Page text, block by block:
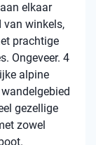
elkaar
van winkels,
prachtige
Ongeveer. 4
alpine
gezellige
zowel